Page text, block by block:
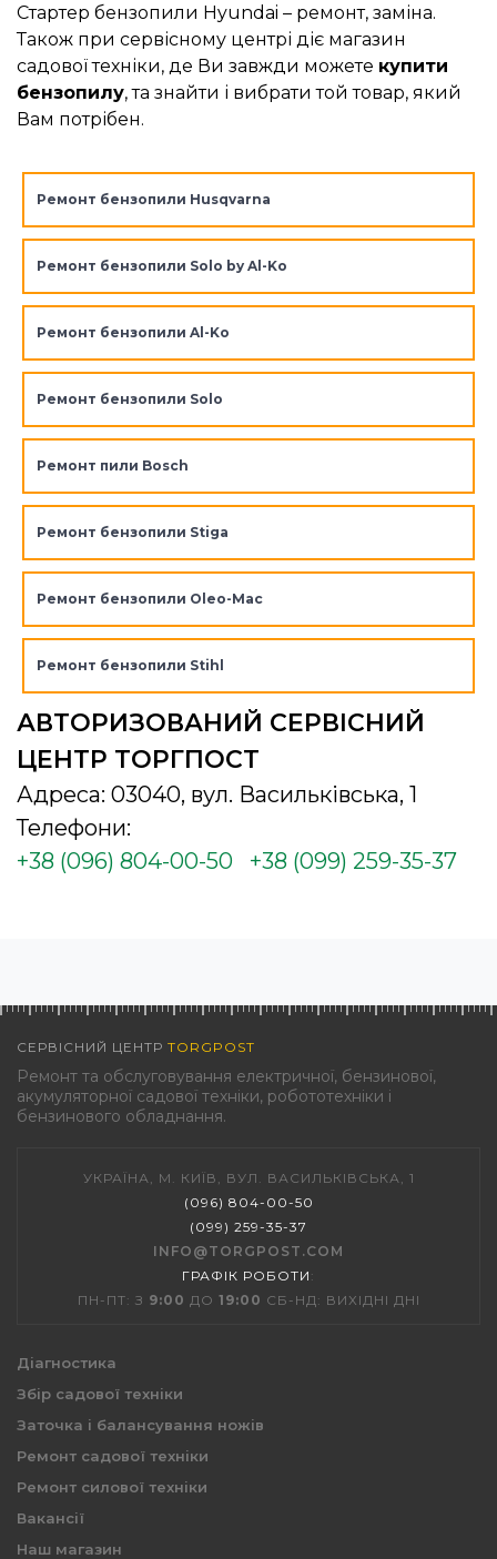
Стартер бензопили Hyundai – ремонт, заміна.
Також при сервісному центрі діє магазин
садової техніки, де Ви завжди можете купити
бензопилу, та знайти і вибрати той товар, який
Вам потрібен.
Ремонт бензопили Husqvarna
Ремонт бензопили Solo by Al-Ko
Ремонт бензопили Al-Ko
Ремонт бензопили Solo
Ремонт пили Bosch
Ремонт бензопили Stiga
Ремонт бензопили Oleo-Mac
Ремонт бензопили Stihl
АВТОРИЗОВАНИЙ СЕРВІСНИЙ
ЦЕНТР ТОРГПОСТ
Адреса: 03040, вул. Васильківська, 1
Телефони:
+38 (096) 804-00-50
+38 (099) 259-35-37
СЕРВІСНИЙ ЦЕНТР TORGPOST
Ремонт та обслуговування електричної, бензинової,
акумуляторної садової техніки, робототехніки і
бензинового обладнання.
УКРАЇНА, М. КИЇВ, ВУЛ. ВАСИЛЬКІВСЬКА, 1
(096) 804-00-50
(099) 259-35-37
INFO@TORGPOST.COM
ГРАФІК РОБОТИ :
ПН-ПТ: З 9:00 ДО 19:00 СБ-НД: ВИХІДНІ ДНІ
Діагностика
Збір садової техніки
Заточка і балансування ножів
Ремонт садової техніки
Ремонт силової техніки
Вакансії
Наш магазин